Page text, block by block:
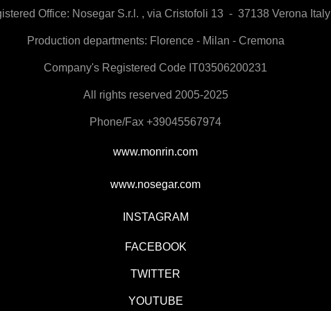
Office: Nosegar S.r.l. , via Cristofoli 13 - 37138 Verona Italy
Production departments: Florence - Milan - Cremona
Company's Registered Code IT03506200231
All rights reserved 2005-2025
Phone/Fax +39045567974
www.monrin.com
www.nosegar.com
INSTAGRAM
FACEBOOK
TWITTER
YOUTUBE